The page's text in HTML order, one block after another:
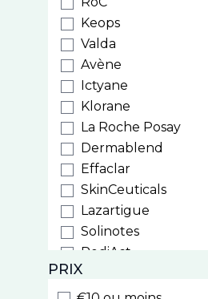
Keops
Valda
Avène
Ictyane
Klorane
La Roche Posay
Dermablend
Effaclar
SkinCeuticals
Lazartigue
Solinotes
PediAct
PiLeJe
Phytostandard
PRIX